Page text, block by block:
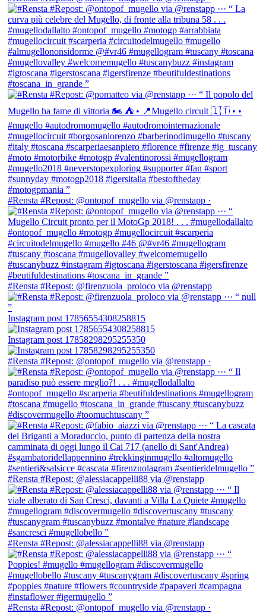
#Rensta #Repost: @ontopof_mugello via @renstapp ·
#Rensta #Repost: @firenzuola_proloco via @renstapp
Instagram post 17856554308258815
Instagram post 17858298295255350
#Rensta #Repost: @ontopof_mugello via @renstapp ·
#Rensta #Repost: @alessiacappelli88 via @renstapp
#Rensta #Repost: @alessiacappelli88 via @renstapp
#Rensta #Repost: @ontopof_mugello via @renstapp ·